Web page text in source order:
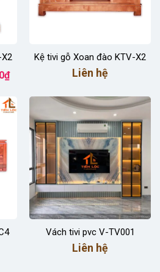
₫Khoảng
giá:
1.150.000₫
đến
1.350.000₫
Kệ tivi gỗ Xoan đào KTV-X2
Liên hệ
Vách tivi pvc V-TV001
Liên hệ